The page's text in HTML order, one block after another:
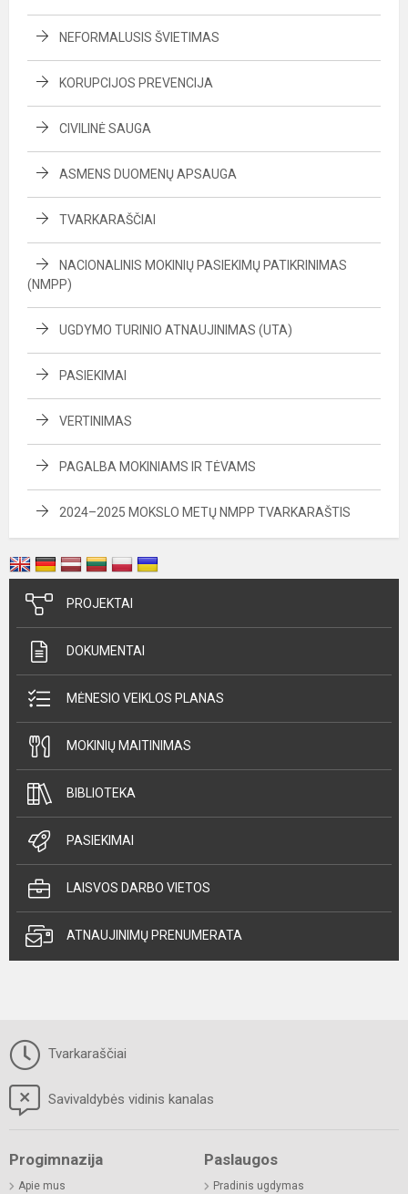
NEFORMALUSIS ŠVIETIMAS
KORUPCIJOS PREVENCIJA
CIVILINĖ SAUGA
ASMENS DUOMENŲ APSAUGA
TVARKARAŠČIAI
NACIONALINIS MOKINIŲ PASIEKIMŲ PATIKRINIMAS
(NMPP)
UGDYMO TURINIO ATNAUJINIMAS (UTA)
PASIEKIMAI
VERTINIMAS
PAGALBA MOKINIAMS IR TĖVAMS
2024–2025 MOKSLO METŲ NMPP TVARKARAŠTIS
PROJEKTAI
DOKUMENTAI
MĖNESIO VEIKLOS PLANAS
MOKINIŲ MAITINIMAS
BIBLIOTEKA
PASIEKIMAI
LAISVOS DARBO VIETOS
ATNAUJINIMŲ PRENUMERATA
Tvarkaraščiai
Savivaldybės vidinis kanalas
Progimnazija
Apie mus
Paslaugos
Pradinis ugdymas